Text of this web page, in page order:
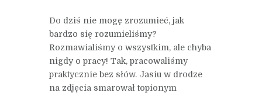
Do dziś nie mogę zrozumieć, jak
bardzo się rozumieliśmy?
Rozmawialiśmy o wszystkim, ale chyba
nigdy o pracy! Tak, pracowaliśmy
praktycznie bez słów. Jasiu w drodze
na zdjęcia smarował topionym